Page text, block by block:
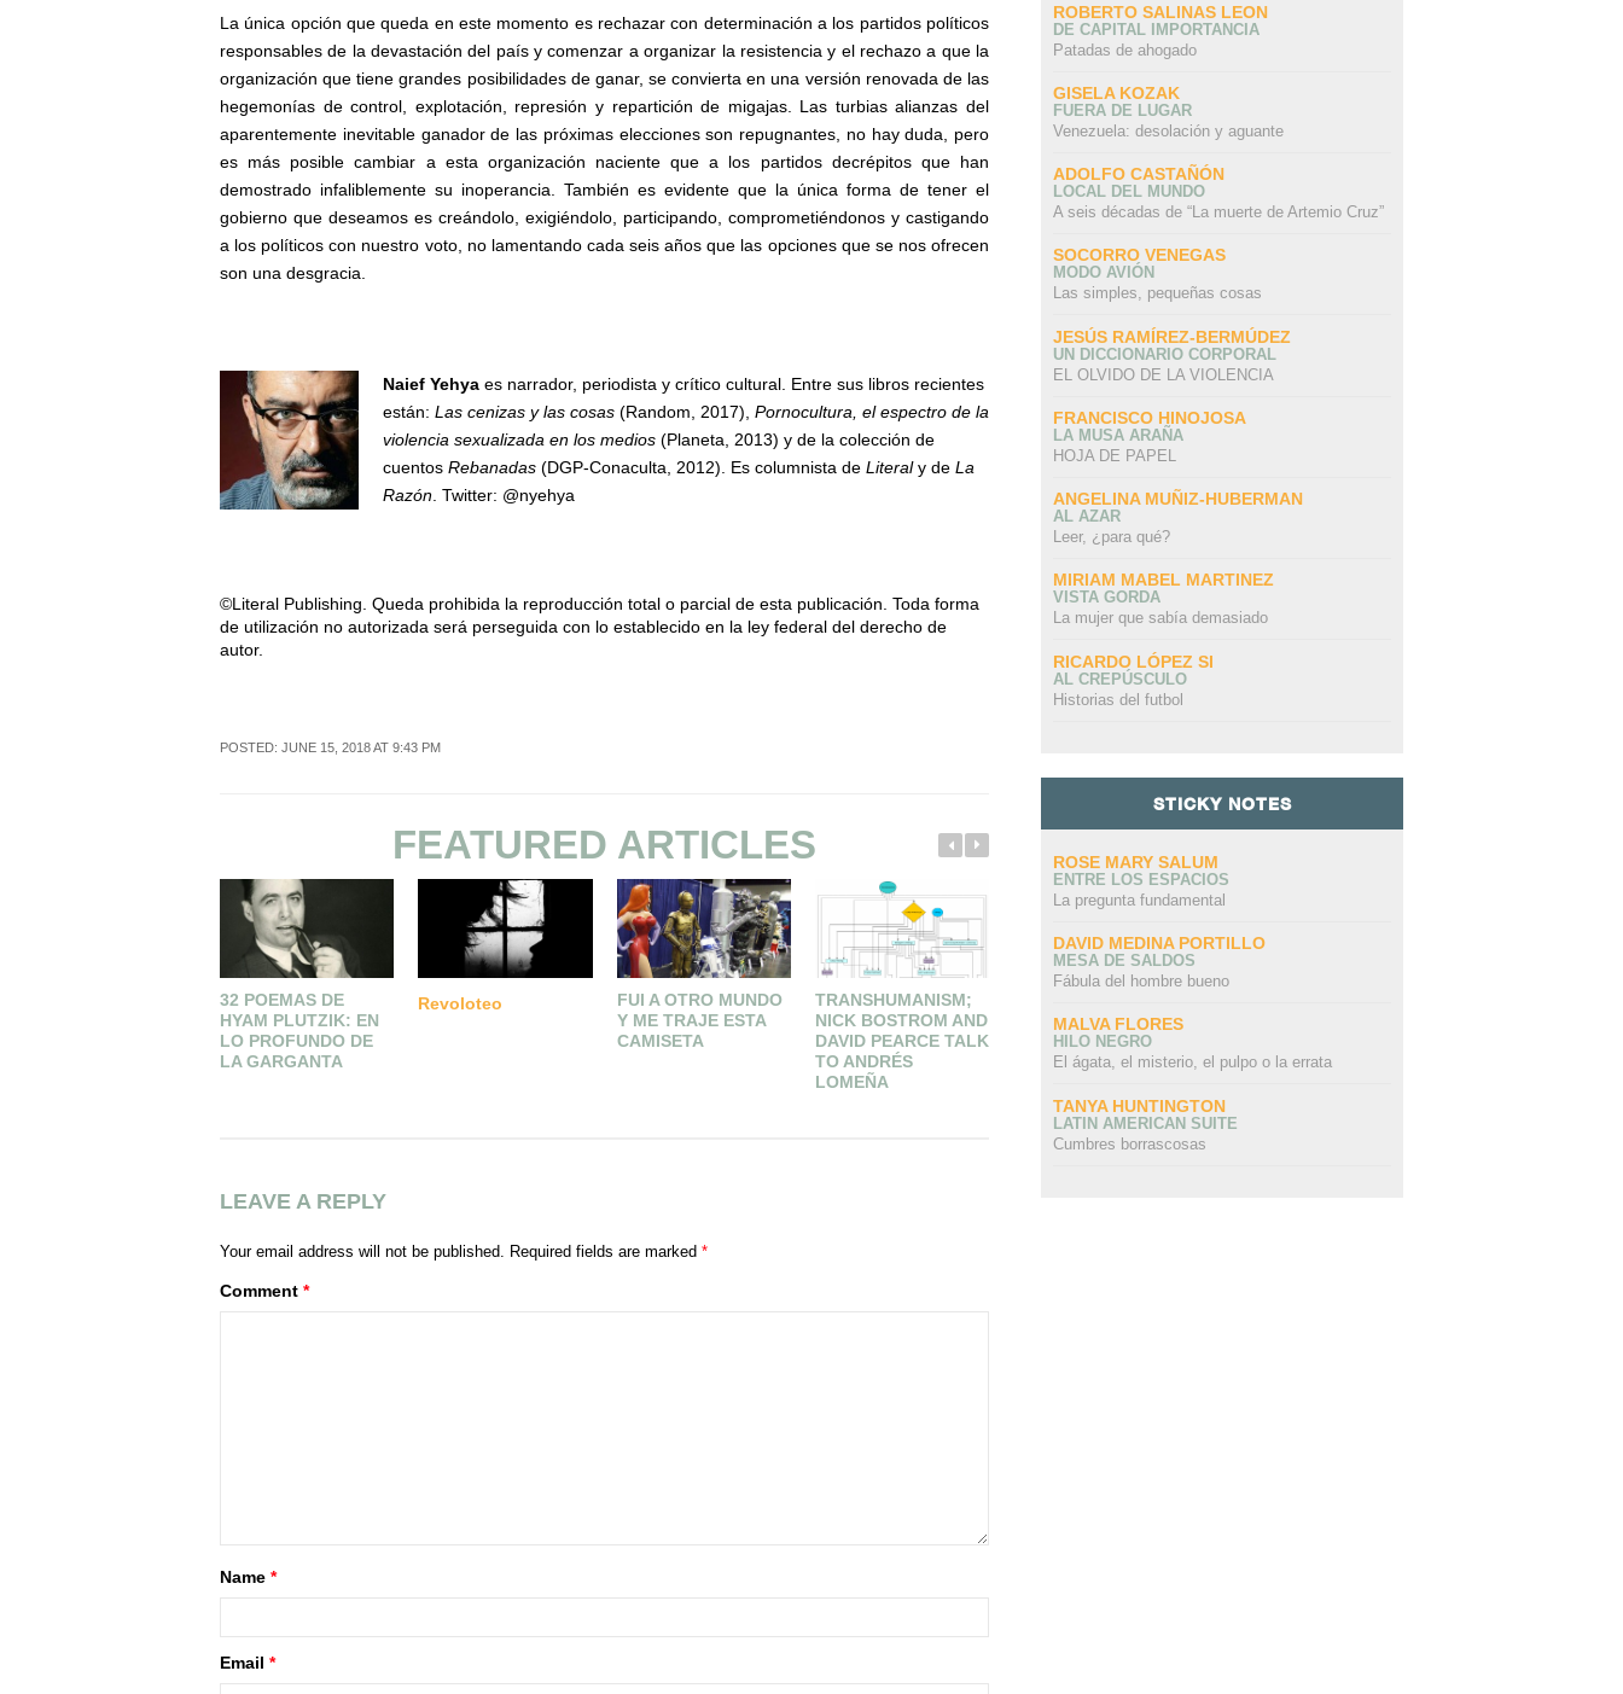
La única opción que queda en este momento es rechazar con determinación a los partidos políticos
responsables de la devastación del país y comenzar a organizar la resistencia y el rechazo a que la
organización que tiene grandes posibilidades de ganar, se convierta en una versión renovada de las
hegemonías de control, explotación, represión y repartición de migajas. Las turbias alianzas del
aparentemente inevitable ganador de las próximas elecciones son repugnantes, no hay duda, pero
es más posible cambiar a esta organización naciente que a los partidos decrépitos que han
demostrado infaliblemente su inoperancia. También es evidente que la única forma de tener el
gobierno que deseamos es creándolo, exigiéndolo, participando, comprometiéndonos y castigando
a los políticos con nuestro voto, no lamentando cada seis años que las opciones que se nos ofrecen
son una desgracia.
Naief Yehya es narrador, periodista y crítico cultural. Entre sus libros recientes
están: Las cenizas y las cosas (Random, 2017), Pornocultura, el espectro de la
violencia sexualizada en los medios (Planeta, 2013) y de la colección de
cuentos Rebanadas (DGP-Conaculta, 2012). Es columnista de Literaly de La
Razón . Twitter: @nyehya
©Literal Publishing. Queda prohibida la reproducción total o parcial de esta publicación. Toda forma
de utilización no autorizada será perseguida con lo establecido en la ley federal del derecho de
autor.
POSTED: JUNE 15, 2018 AT 9:43 PM
FEATURED ARTICLES
32 POEMAS DE
HYAM PLUTZIK: EN
LO PROFUNDO DE
LA GARGANTA
Revoloteo
FUI A OTRO MUNDO
Y ME TRAJE ESTA
CAMISETA
TRANSHUMANISM;
NICK BOSTROM AND
DAVID PEARCE TALK
TO ANDRÉS
LOMEÑA
SHEVCHENKO,
POETA
ICONOCLASTA
LEAVE A REPLY
Your email address will not be published. Required fields are marked *
Comment *
Name *
Email *
ROBERTO SALINAS LEON
DE CAPITAL IMPORTANCIA
Patadas de ahogado
GISELA KOZAK
FUERA DE LUGAR
Venezuela: desolación y aguante
ADOLFO CASTAÑÓN
LOCAL DEL MUNDO
A seis décadas de “La muerte de Artemio Cruz”
SOCORRO VENEGAS
MODO AVIÓN
Las simples, pequeñas cosas
JESÚS RAMÍREZ-BERMÚDEZ
UN DICCIONARIO CORPORAL
EL OLVIDO DE LA VIOLENCIA
FRANCISCO HINOJOSA
LA MUSA ARAÑA
HOJA DE PAPEL
ANGELINA MUÑIZ-HUBERMAN
AL AZAR
Leer, ¿para qué?
MIRIAM MABEL MARTINEZ
VISTA GORDA
La mujer que sabía demasiado
RICARDO LÓPEZ SI
AL CREPÚSCULO
Historias del futbol
STICKY NOTES
ROSE MARY SALUM
ENTRE LOS ESPACIOS
La pregunta fundamental
DAVID MEDINA PORTILLO
MESA DE SALDOS
Fábula del hombre bueno
MALVA FLORES
HILO NEGRO
El ágata, el misterio, el pulpo o la errata
TANYA HUNTINGTON
LATIN AMERICAN SUITE
Cumbres borrascosas